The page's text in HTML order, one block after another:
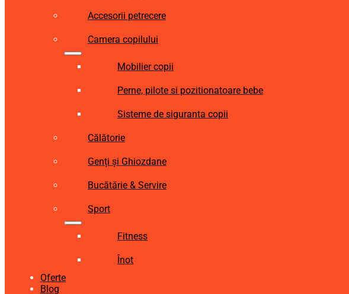
Accesorii petrecere
Camera copilului
Mobilier copii
Perne, pilote si pozitionatoare bebe
Sisteme de siguranta copii
Călătorie
Genți și Ghiozdane
Bucătărie & Servire
Sport
Fitness
Înot
Oferte
Blog